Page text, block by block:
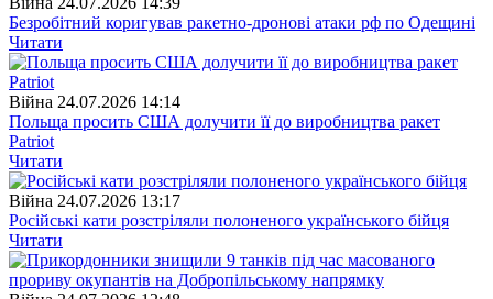
Безробітний коригував ракетно-дронові атаки рф по Одещині
Читати
Війна 24.07.2026 14:14
Польща просить США долучити її до виробництва ракет
Patriot
Читати
Війна 24.07.2026 13:17
Російські кати розстріляли полоненого українського бійця
Читати